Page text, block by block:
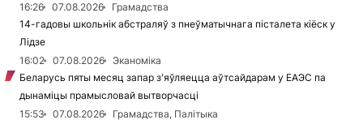
16:26
07.08.2026
Грамадства
14-гадовы школьнік абстраляў з пнеўматычнага пісталета кіёск у
Лідзе
16:02
07.08.2026
Эканоміка
Беларусь пяты месяц запар з'яўляецца аўтсайдарам у ЕАЭС па
дынаміцы прамысловай вытворчасці
15:53
07.08.2026
Грамадства, Палітыка